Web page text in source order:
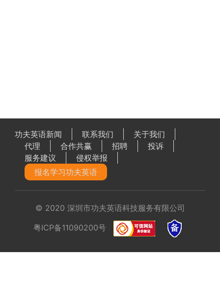
功夫英语新闻 联系我们
关于我们
代理
合作共赢 招聘
投诉
服务建议
侵权举报
报名学习功夫英语
© 2020 深圳市功夫英语科技服务有限公司
粤ICP备11090200号